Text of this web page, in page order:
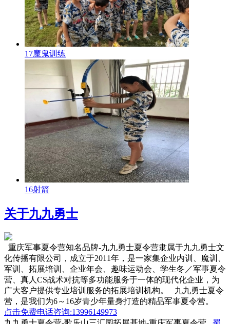
17魔鬼训练
16射箭
关于九九勇士
重庆军事夏令营知名品牌-九九勇士夏令营隶属于九九勇士文
化传播有限公司，成立于2011年，是一家集企业内训、魔训、
军训、拓展培训、企业年会、趣味运动会、学生冬／军事夏令
营、真人CS战术对抗等多功能服务于一体的现代化企业，为
广大客户提供专业培训服务的拓展培训机构。 九九勇士夏令
营，是我们为6～16岁青少年量身打造的精品军事夏令营。
点击免费电话咨询:13996149973